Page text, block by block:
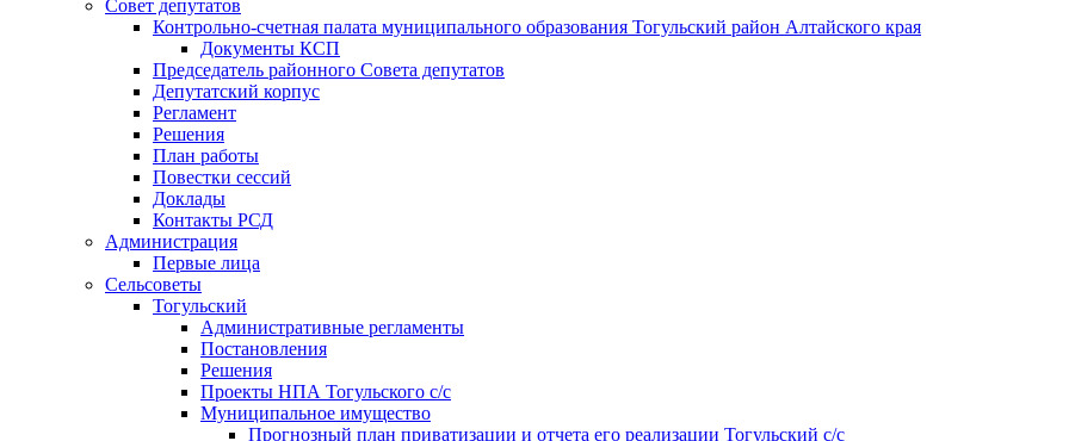
Совет депутатов
Контрольно-счетная палата муниципального образования Тогульский район Алтайского края
Документы КСП
Председатель районного Совета депутатов
Депутатский корпус
Регламент
Решения
План работы
Повестки сессий
Доклады
Контакты РСД
Администрация
Первые лица
Сельсоветы
Тогульский
Административные регламенты
Постановления
Решения
Проекты НПА Тогульского с/с
Муниципальное имущество
Прогнозный план приватизации и отчета его реализации Тогульский с/с